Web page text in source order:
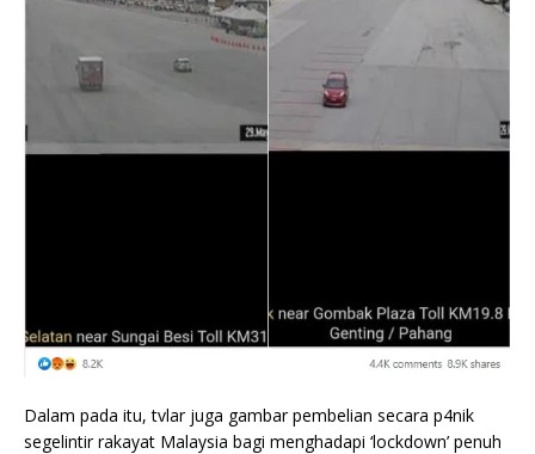
Dalam pada itu, tvlar juga gambar pembelian secara p4nik
segelintir rakayat Malaysia bagi menghadapi ‘lockdown’ penuh